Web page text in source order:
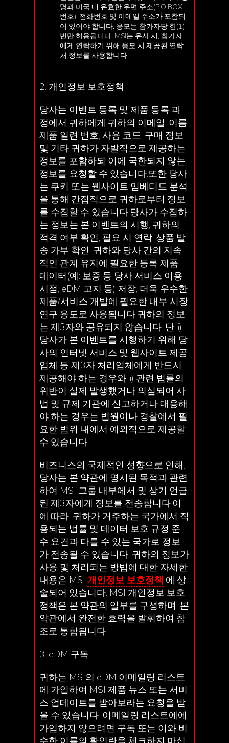
명과 미국 내 유효한 우편 주소(P.O.BOX
번호), 전화번호 및 이메일 주소가 포함되
어 있어야 합니다. 응모는 참가자당 한(1)
번만 허용됩니다. MSI는 유사 시, 참가자
에게 연락하기 위해 응모 시 제공된 연락
처 정보를 사용합니다.
2. 개인정보 보호정책.
당사는 이벤트 등록 및 제품 등록 과
정에서 귀하에게 귀하의 이메일, 이름,
제품 일련 번호, 사용 코드, 구매 정보
및 기타 귀하가 자발적으로 제공하는
정보를 포함하되 이에 국한되지 않는
정보를 요청할 수 있습니다.또한 당사
는 쿠키 또는 웹사이트 임베디드 분석
을 통해 간접적으로 귀하로부터 정보
를 수집할 수 있습니다.당사가 수집하
는 정보는 본 이벤트의 시행, 귀하의
적격 여부 확인, 필요 시 연락, 상품 발
송 가부 확인, 귀하와 당사 간의 지속
적인 관계 유지에 필요한 등록 제품
데이터(예: 보증 등 당사 서비스 이용
시점, eDM 고지 등) 저장, 더욱 우수한
제품/서비스 개발에 필요한 내부 시장
연구 용도로 사용됩니다.귀하의 정보
는 제3자와 공유되지 않습니다. 단, i)
당사가 본 이벤트를 시행하기 위해 당
사의 인터넷 서비스 및 웹사이트 제공
업체 등 제3자 처리업체에게 반드시
제공해야 하는 경우와 ii) 관련 법률의
위반이 실제 발생했거나 의심되어 사
법 및 규제 기관에 신고하거나 대응해
야 하는 경우는 법원이나 경찰에서 필
요한 범위 내에서 예외적으로 제공할
수 있습니다.
비즈니스의 국제적인 성향으로 인해,
당사는 본 약관에 명시된 목적과 관련
하여 MSI 그룹 내부에서 및 상기 언급
된 제3자에게 정보를 전송합니다.이
에 따라, 귀하가 거주하는 국가에서 적
용되는 법률 및 데이터 보호 규정 준
수 요건과 다를 수 있는 국가로 정보
가 전송될 수 있습니다. 귀하의 정보가
사용 및 처리되는 방법에 대한 자세한
내용은 MSI개인정보 보호정책 에 상
술되어 있습니다. MSI 개인정보 보호
정책은 본 약관의 일부를 구성하며, 본
약관에서 완전한 효력을 발휘하여 참
조로 통합됩니다.
3. eDM 구독.
귀하는 MSI의 eDM 이메일링 리스트
에 가입하여 MSI 제품 뉴스 또는 서비
스 업데이트를 받아보라는 요청을 받
을 수 있습니다. 이메일링 리스트에에
가입하지 않으려면 구독 또는 이와 비